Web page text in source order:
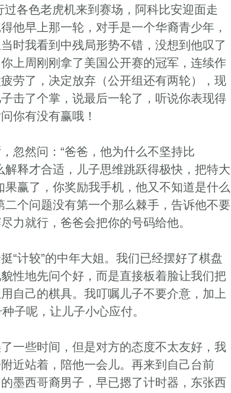
他早上那一轮，对手是一个华裔青少年，
时我看到中残局形势不错，没想到他叹了
上周刚刚拿了美国公开赛的冠军，连续作
劳了，决定放弃（公开组还有两轮），现
击了个掌，说最后一轮了，听说你表现得
你有没有赢哦！
解释才合适，儿子思维跳跃得极快，把特大
果赢了，你奖励我手机，他又不知道是什么
二个问题没有第一个那么棘手，告诉他不要
力就行，爸爸会把你的号码给他。
性地先问个好，而是直接板着脸让我们把
自己的棋具。我叮嘱儿子不要介意，加上
子呢，让儿子小心应付。
近站着，陪他一会儿。再来到自己台前
墨西哥裔男子，早已摁了计时器，东张西